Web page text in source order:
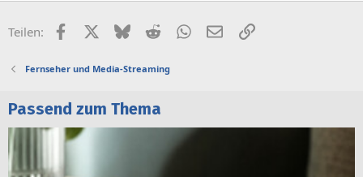
Teilen: FacebookX (Twitter)
BlueskyRedditWhatsApp
E-MailLink
Fernseher und Media-Streaming
Passend zum Thema